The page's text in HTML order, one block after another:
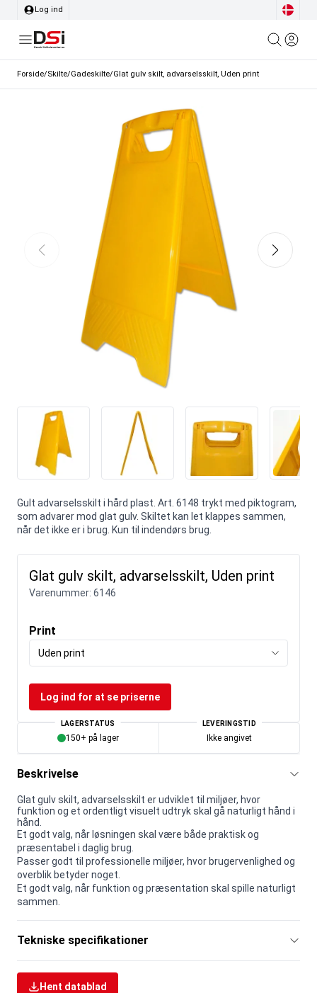
Log ind
Forside/Skilte/Gadeskilte/Glat gulv skilt, advarselsskilt, Uden print
Gult advarselsskilt i hård plast. Art. 6148 trykt med piktogram,
som advarer mod glat gulv. Skiltet kan let klappes sammen,
når det ikke er i brug. Kun til indendørs brug.
Glat gulv skilt, advarselsskilt, Uden print
Varenummer: 6146
Print
Uden print
Log ind for at se priserne
LAGERSTATUS
150+ på lager
LEVERINGSTID
Ikke angivet
Beskrivelse
Glat gulv skilt, advarselsskilt er udviklet til miljøer, hvor
funktion og et ordentligt visuelt udtryk skal gå naturligt hånd i
hånd.
Et godt valg, når løsningen skal være både praktisk og
præsentabel i daglig brug.
Passer godt til professionelle miljøer, hvor brugervenlighed og
overblik betyder noget.
Et godt valg, når funktion og præsentation skal spille naturligt
sammen.
Tekniske specifikationer
Hent datablad